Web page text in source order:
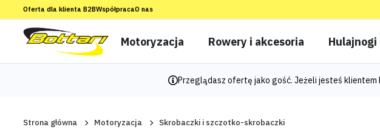
Oferta dla klienta B2BWspółpracaO nas
Motoryzacja Rowery i akcesoria Hulajnogi
Przeglądasz ofertę jako gość. Jeżeli jesteś klientem
Strona główna Motoryzacja Skrobaczki i szczotko-skrobaczki